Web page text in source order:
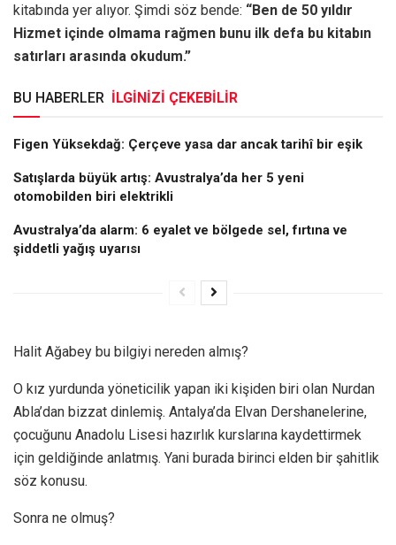
kitabında yer alıyor. Şimdi söz bende: “Ben de 50 yıldır
Hizmet içinde olmama rağmen bunu ilk defa bu kitabın
satırları arasında okudum.”
BU HABERLER İLGİNİZİ ÇEKEBİLİR
Figen Yüksekdağ: Çerçeve yasa dar ancak tarihî bir eşik
Satışlarda büyük artış: Avustralya’da her 5 yeni
otomobilden biri elektrikli
Avustralya’da alarm: 6 eyalet ve bölgede sel, fırtına ve
şiddetli yağış uyarısı
Halit Ağabey bu bilgiyi nereden almış?
O kız yurdunda yöneticilik yapan iki kişiden biri olan Nurdan
Abla’dan bizzat dinlemiş. Antalya’da Elvan Dershanelerine,
çocuğunu Anadolu Lisesi hazırlık kurslarına kaydettirmek
için geldiğinde anlatmış. Yani burada birinci elden bir şahitlik
söz konusu.
Sonra ne olmuş?